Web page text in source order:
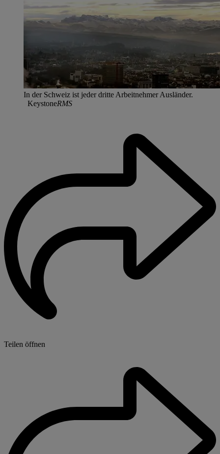
In der Schweiz ist jeder dritte Arbeitnehmer Ausländer.
KeystoneRMS
Teilen öffnen